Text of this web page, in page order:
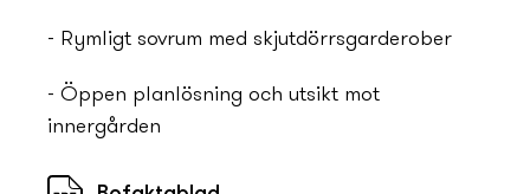
- Rymligt sovrum med skjutdörrsgarderober
- Öppen planlösning och utsikt mot
innergården